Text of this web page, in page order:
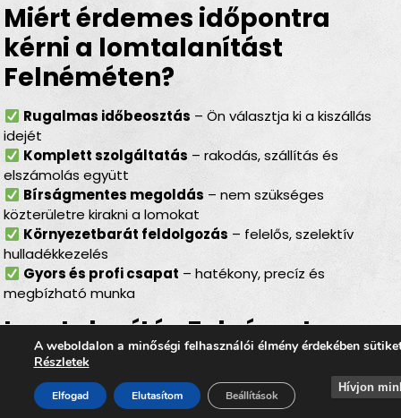
Miért érdemes időpontra
kérni a lomtalanítást
Felnéméten?
Rugalmas időbeosztás – Ön választja ki a kiszállás
idejét
Komplett szolgáltatás – rakodás, szállítás és
elszámolás együtt
Bírságmentes megoldás – nem szükséges
közterületre kirakni a lomokat
Környezetbarát feldolgozás – felelős, szelektív
hulladékkezelés
Gyors és profi csapat – hatékony, precíz és
megbízható munka
Lomtalanítás Felnémet –
ideális választás minden
helyzetben
A weboldalon a minőségi felhasználói élmény érdekében
Részletek
Elfogad Elutasítom Beállítások
Hívjon